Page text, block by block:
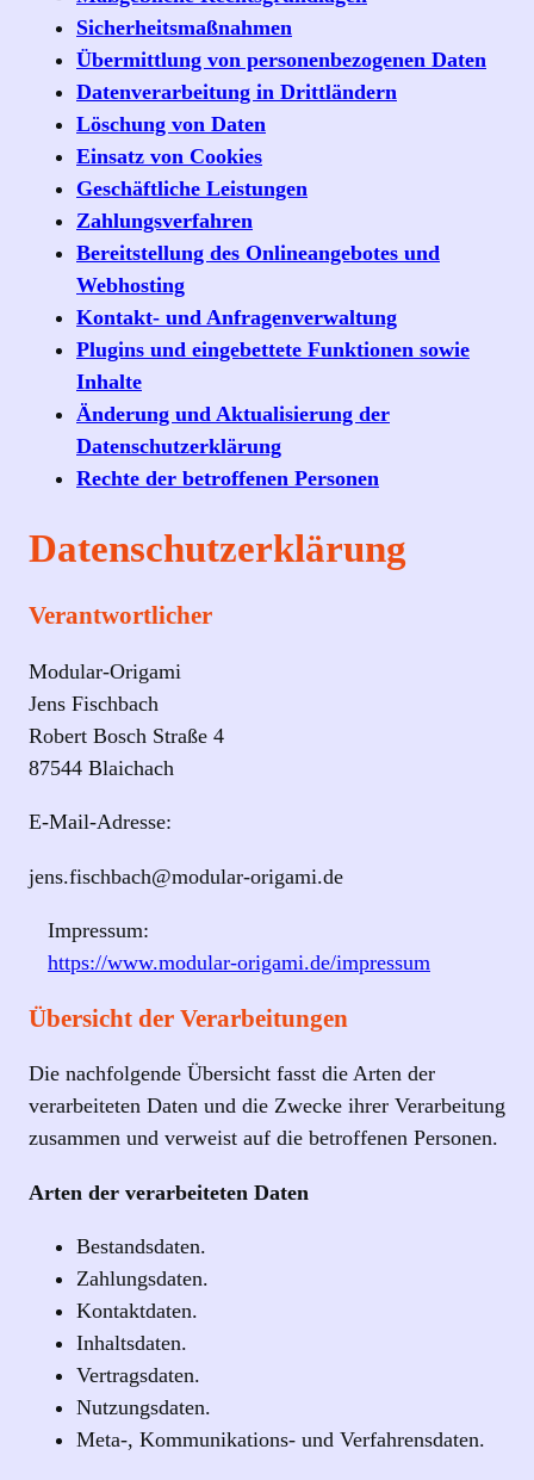
Sicherheitsmaßnahmen
Übermittlung von personenbezogenen Daten
Datenverarbeitung in Drittländern
Löschung von Daten
Einsatz von Cookies
Geschäftliche Leistungen
Zahlungsverfahren
Bereitstellung des Onlineangebotes und
Webhosting
Kontakt- und Anfragenverwaltung
Plugins und eingebettete Funktionen sowie
Inhalte
Änderung und Aktualisierung der
Datenschutzerklärung
Rechte der betroffenen Personen
Datenschutzerklärung
Verantwortlicher
Modular-Origami
Jens Fischbach
Robert Bosch Straße 4
87544 Blaichach
E-Mail-Adresse:
jens.fischbach@modular-origami.de
Impressum:
https://www.modular-origami.de/impressum
Übersicht der Verarbeitungen
Die nachfolgende Übersicht fasst die Arten der
verarbeiteten Daten und die Zwecke ihrer Verarbeitung
zusammen und verweist auf die betroffenen Personen.
Arten der verarbeiteten Daten
Bestandsdaten.
Zahlungsdaten.
Kontaktdaten.
Inhaltsdaten.
Vertragsdaten.
Nutzungsdaten.
Meta-, Kommunikations- und Verfahrensdaten.